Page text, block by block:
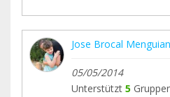
Jose Brocal
05/05/2014
Unterstützt 5